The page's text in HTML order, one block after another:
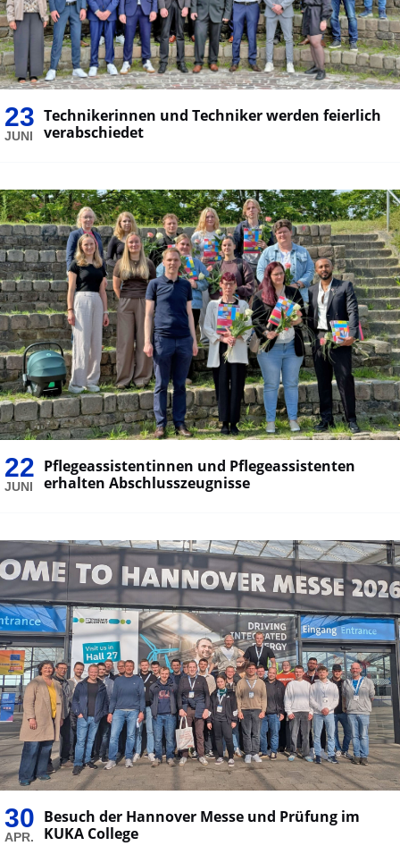
23
JUNI
Technikerinnen und Techniker werden feierlich
verabschiedet
22
JUNI
Pflegeassistentinnen und Pflegeassistenten
erhalten Abschlusszeugnisse
30
APR.
Besuch der Hannover Messe und Prüfung im
KUKA College